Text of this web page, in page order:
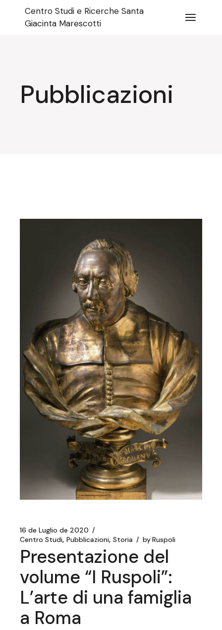
Centro Studi e Ricerche Santa
Giacinta Marescotti
Pubblicazioni
16 de Luglio de 2020
Centro Studi Pubblicazioni Storia byRuspoli
Presentazione del
volume “I Ruspoli”:
L’arte di una famiglia
a Roma